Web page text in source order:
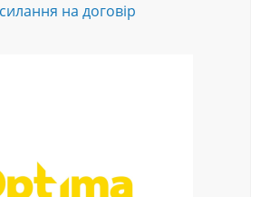
на договір